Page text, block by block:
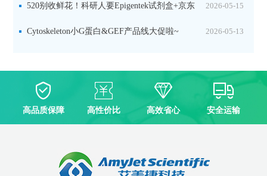
双赋能，下单即赠京东卡 2026-05-15
520别收鲜花！科研人要Epigentek试剂盒+京东
卡！ 2026-05-13
Cytoskeleton小G蛋白&GEF产品线大促啦~
高品质保障 高性价比 高效省心 安全运输